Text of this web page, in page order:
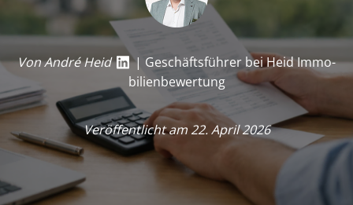
Von André Heid
| Geschäftsführer bei Heid Im­mo­
bi­li­en­be­wer­tung
Veröffentlicht am 22. April 2026